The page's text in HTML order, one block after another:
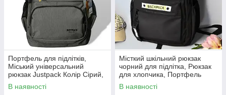
Портфель для підлітків,
Міський універсальний
рюкзак Justpack Колір Сірий,
Рюкзаки для підлітків і
школярів
В наявності
Місткий шкільний рюкзак
чорний для підлітка, Рюкзак
для хлопчика, Портфель
ранець для хлопчика
В наявності